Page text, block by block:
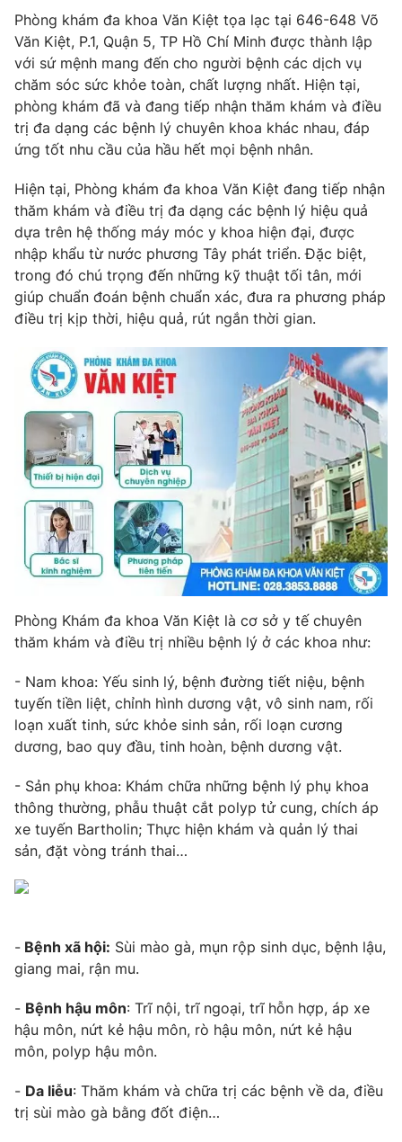
Nhân vật
Khán giả
Giải sao mai
Âm nhạc
Sao
Du lịch
Làm đẹp
Chất lượng cuộc sống
Giáo dục
Tuyển sinh
Học trực tuyến
Công nghệ
Hitech Công nghệ tương lai
Sản phẩm
Thị trường
Tư vấn
Giao lưu trực tuyến
Lịch phát sóng
Chuyên mục khác
Emagazine Podcast
Photo Infographic
Video Shorts video
VTV Money VTV Thể thao
VTV Sức khoẻ Bất động sản
Thị trường 24h Tấm lòng Việt
VTV4 Vươn mình bằng AI
VTV9 VTV8
Liên hệ tòa soạn English
THỜI BÁO VTV
Theo dõi báo trên
Cơ quan báo chí:Thời báo VTV
Giấy phép hoạt động báo in và báo điện tử số 483/GP-BTTTT
cấp ngày 29/12/2023
Tổng Biên tập: Vũ Thanh Thủy
Phó Tổng Biên tập:Nguyễn Thị Mỹ Hạnh, Phạm Quốc Thắng,
Tổng đài VTV:024.38 355 931 - 024.38 355 932
Ðiện thoại Thời báo VTV:024.66 897 897
Phòng khám đa khoa Văn Kiệt tọa lạc tại 646-648 Võ
Văn Kiệt, P.1, Quận 5, TP Hồ Chí Minh được thành lập
với sứ mệnh mang đến cho người bệnh các dịch vụ
chăm sóc sức khỏe toàn, chất lượng nhất. Hiện tại,
phòng khám đã và đang tiếp nhận thăm khám và điều
trị đa dạng các bệnh lý chuyên khoa khác nhau, đáp
ứng tốt nhu cầu của hầu hết mọi bệnh nhân.
Hiện tại, Phòng khám đa khoa Văn Kiệt đang tiếp nhận
thăm khám và điều trị đa dạng các bệnh lý hiệu quả
dựa trên hệ thống máy móc y khoa hiện đại, được
nhập khẩu từ nước phương Tây phát triển. Đặc biệt,
trong đó chú trọng đến những kỹ thuật tối tân, mới
giúp chuẩn đoán bệnh chuẩn xác, đưa ra phương pháp
điều trị kịp thời, hiệu quả, rút ngắn thời gian.
Phòng Khám đa khoa Văn Kiệt là cơ sở y tế chuyên
thăm khám và điều trị nhiều bệnh lý ở các khoa như:
- Nam khoa: Yếu sinh lý, bệnh đường tiết niệu, bệnh
tuyến tiền liệt, chỉnh hình dương vật, vô sinh nam, rối
loạn xuất tinh, sức khỏe sinh sản, rối loạn cương
dương, bao quy đầu, tinh hoàn, bệnh dương vật.
- Sản phụ khoa: Khám chữa những bệnh lý phụ khoa
thông thường, phẫu thuật cắt polyp tử cung, chích áp
xe tuyến Bartholin; Thực hiện khám và quản lý thai
sản, đặt vòng tránh thai…
- Bệnh xã hội: Sùi mào gà, mụn rộp sinh dục, bệnh lậu,
giang mai, rận mu.
- Bệnh hậu môn: Trĩ nội, trĩ ngoại, trĩ hỗn hợp, áp xe
hậu môn, nứt kẻ hậu môn, rò hậu môn, nứt kẻ hậu
môn, polyp hậu môn.
- Da liễu: Thăm khám và chữa trị các bệnh về da, điều
trị sùi mào gà bằng đốt điện…